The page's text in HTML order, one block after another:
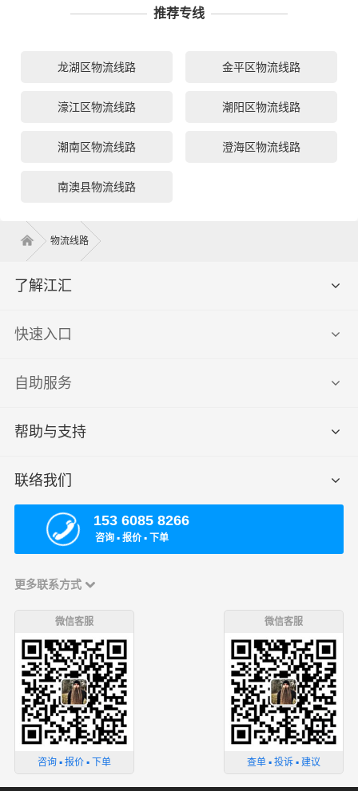
推荐专线
龙湖区物流线路 金平区物流线路
濠江区物流线路 潮阳区物流线路
潮南区物流线路 澄海区物流线路
南澳县物流线路
物流线路
了解江汇
快速入口
自助服务
帮助与支持
联络我们
153 6085 8266
咨询 ▪ 报价 ▪ 下单
更多联系方式
微信客服
咨询 ▪ 报价 ▪ 下单
微信客服
查单 ▪ 投诉 ▪ 建议